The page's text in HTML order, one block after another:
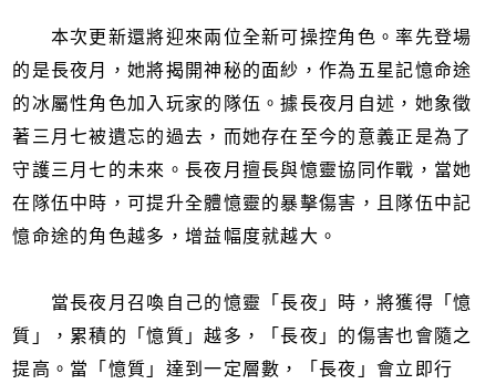
本次更新還將迎來兩位全新可操控角色。率先登場
的是長夜月，她將揭開神秘的面紗，作為五星記憶命途
的冰屬性角色加入玩家的隊伍。據長夜月自述，她象徵
著三月七被遺忘的過去，而她存在至今的意義正是為了
守護三月七的未來。長夜月擅長與憶靈協同作戰，當她
在隊伍中時，可提升全體憶靈的暴擊傷害，且隊伍中記
憶命途的角色越多，增益幅度就越大。
當長夜月召喚自己的憶靈「長夜」時，將獲得「憶
質」，累積的「憶質」越多，「長夜」的傷害也會隨之
提高。當「憶質」達到一定層數，「長夜」會立即行